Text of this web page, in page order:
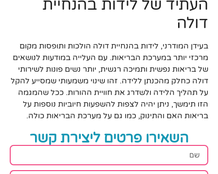
העתיד של לידות בהנחיית
דולה
בעידן המודרני, לידות בהנחיית דולה הולכות ותופסות מקום
מרכזי יותר במערכת הבריאות. עם העלייה במודעות לנושאים
של בריאות נפשית ותמיכה רגשית, יותר נשים פונות לשירותי
דולה כחלק מהכנתן ללידה. זהו שינוי משמעותי שמסייע להקל
על תהליך הלידה ולשדרג את חוויית ההורות. ככל שהמגמה
הזו תימשך, ניתן יהיה לצפות להשפעות חיוביות נוספות על
בריאות האם והתינוק, כמו גם על מערכת הבריאות כולה.
השאירו פרטים ליצירת קשר